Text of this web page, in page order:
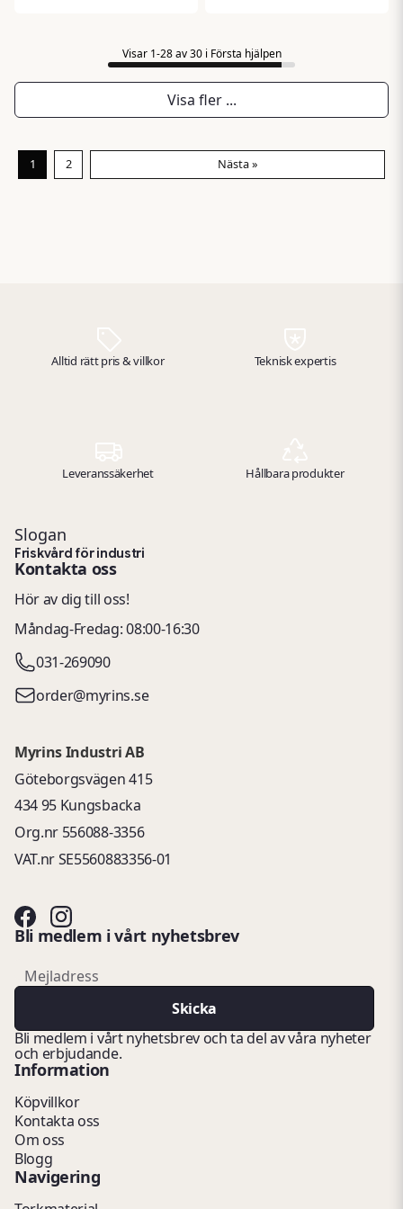
vått eller torrt och sitter
kvar även i vatten.
Sterisol Ögondusch är
utvecklad just för detta:
ögonspolning direkt vid
Visar 1-28 av 30 i Första hjälpen
Visa fler ...
1 2 Nästa »
Alltid rätt pris & villkor Teknisk expertis
Leveranssäkerhet Hållbara produkter
Slogan
Friskvård för industri
Kontakta oss
Hör av dig till oss!
Måndag-Fredag: 08:00-16:30
031-269090
order@myrins.se
Myrins Industri AB
Göteborgsvägen 415
434 95 Kungsbacka
Org.nr 556088-3356
VAT.nr SE5560883356-01
Bli medlem i vårt nyhetsbrev
email
Mejladress
Skicka
Bli medlem i vårt nyhetsbrev och ta del av våra nyheter
och erbjudande.
Information
Köpvillkor
Kontakta oss
Om oss
Blogg
Navigering